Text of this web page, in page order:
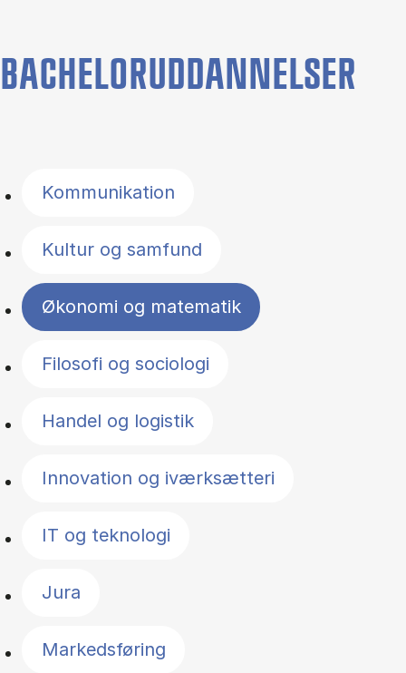
BACHELORUDDANNELSER
Kommunikation
Kultur og samfund
Økonomi og matematik
Filosofi og sociologi
Handel og logistik
Innovation og iværksætteri
IT og teknologi
Jura
Markedsføring